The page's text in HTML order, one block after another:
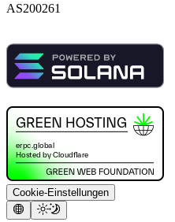
AS200261
Cookie-Einstellungen